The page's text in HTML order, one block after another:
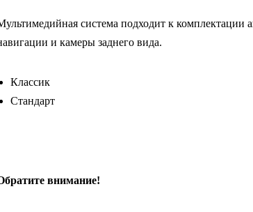
система подходит к комплектации
и камеры заднего вида.
Классик
Стандарт
внимание!